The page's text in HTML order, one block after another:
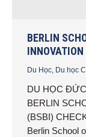
BERLIN
INNOVATION
Du Học, Du học
DU HỌC
BERLIN
(BSBI)
Berlin School